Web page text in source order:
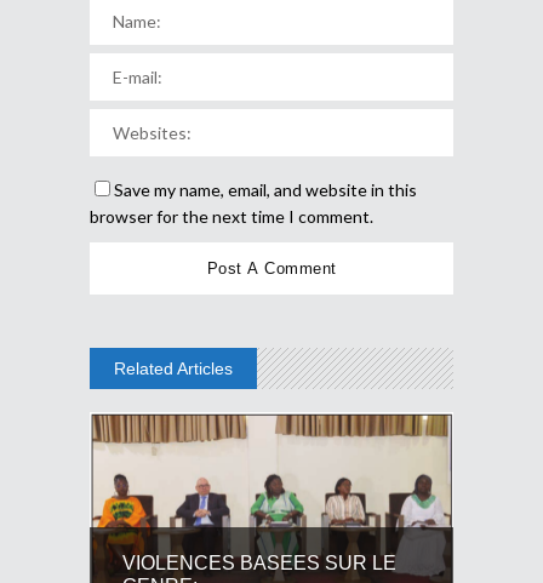
Save my name, email, and website in this
browser for the next time I comment.
Related Articles
VIOLENCES BASEES SUR LE